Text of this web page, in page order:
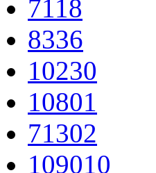
7118
8336
10230
10801
71302
109010